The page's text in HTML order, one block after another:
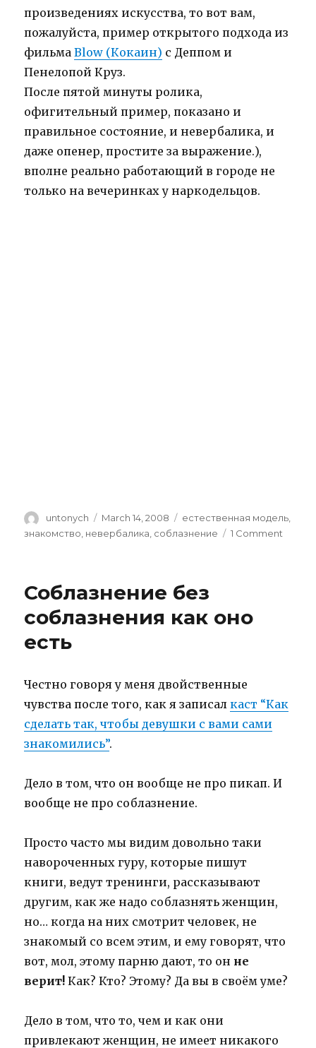
произведениях искусства, то вот вам,
пожалуйста, пример открытого подхода из
фильмаBlow (Кокаин) с Деппом и
Пенелопой Круз.
После пятой минуты ролика,
офигительный пример, показано и
правильное состояние, и невербалика, и
даже опенер, простите за выражение.),
вполне реально работающий в городе не
только на вечеринках у наркодельцов.
Author
untonych
Posted
on
March 14, 2008 Categories
естественная модель,
знакомство невербалика соблазнение 1 Comment
Соблазнение без
соблазнения как оно
есть
Честно говоря у меня двойственные
чувства после того, как я записалкаст “Как
сделать так, чтобы девушки с вами сами
знакомились”.
Дело в том, что он вообще не про пикап. И
вообще не про соблазнение.
Просто часто мы видим довольно таки
навороченных гуру, которые пишут
книги, ведут тренинги, рассказывают
другим, как же надо соблазнять женщин,
но… когда на них смотрит человек, не
знакомый со всем этим, и ему говорят, что
вот, мол, этому парню дают, то он не
верит! Как? Кто? Этому? Да вы в своём уме?
Дело в том, что то, чем и как они
привлекают женщин, не имеет никакого